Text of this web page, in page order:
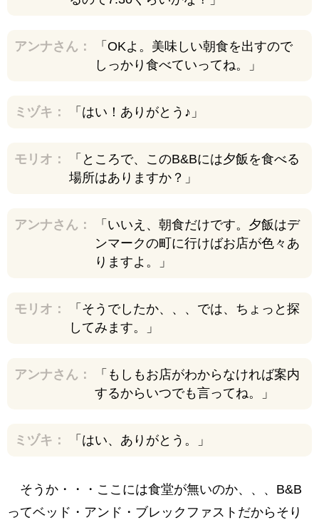
アンナさん：
「OKよ。美味しい朝食を出すので
しっかり食べていってね。」
ミヅキ： 「はい！ありがとう♪」
モリオ：
「ところで、このB&Bには夕飯を食べる
場所はありますか？」
アンナさん：
「いいえ、朝食だけです。夕飯はデ
ンマークの町に行けばお店が色々あ
りますよ。」
モリオ：
「そうでしたか、、、では、ちょっと探
してみます。」
アンナさん：
「もしもお店がわからなければ案内
するからいつでも言ってね。」
ミヅキ： 「はい、ありがとう。」
そうか・・・ここには食堂が無いのか、、、B&B
ってベッド・アンド・ブレックファストだからそり